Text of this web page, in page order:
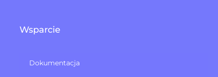
Wsparcie
Dokumentacja